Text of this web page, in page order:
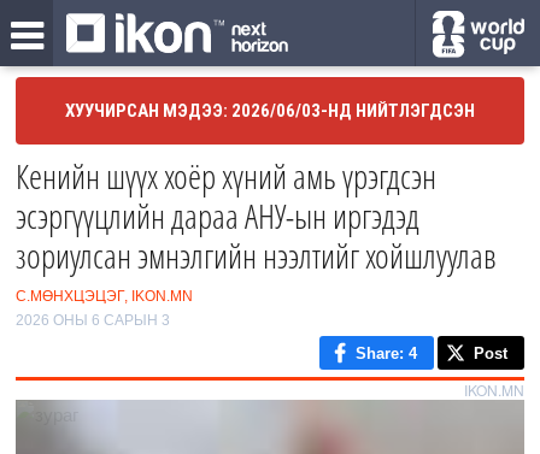
ХУУЧИРСАН МЭДЭЭ: 2026/06/03-НД НИЙТЛЭГДСЭН
Кенийн шүүх хоёр хүний амь үрэгдсэн
эсэргүүцлийн дараа АНУ-ын иргэдэд
зориулсан эмнэлгийн нээлтийг хойшлуулав
С.МӨНХЦЭЦЭГ, IKON.MN
2026 ОНЫ 6 САРЫН 3
Share: 4 Post
IKON.MN